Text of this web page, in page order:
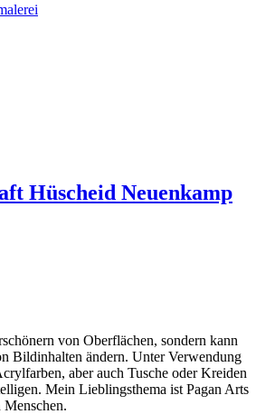
Hüscheid Neuenkamp
von Oberflächen, sondern kann
Bildinhalten ändern. Unter Verwendung
aber auch Tusche oder Kreiden
Mein Lieblingsthema ist Pagan Arts